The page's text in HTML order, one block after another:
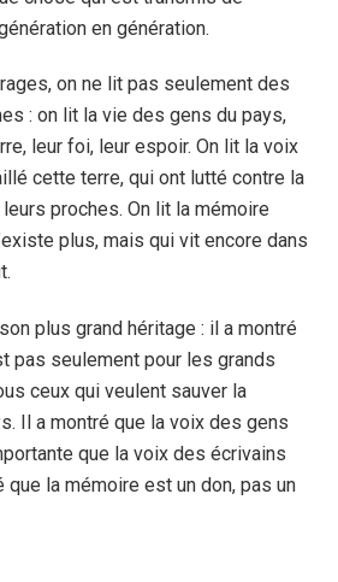
en génération.
on ne lit pas seulement des
: on lit la vie des gens du pays,
leur foi, leur espoir. On lit la voix
cette terre, qui ont lutté contre la
proches. On lit la mémoire
plus, mais qui vit encore dans
plus grand héritage : il a montré
pas seulement pour les grands
ceux qui veulent sauver la
Il a montré que la voix des gens
que la voix des écrivains
que la mémoire est un don, pas un